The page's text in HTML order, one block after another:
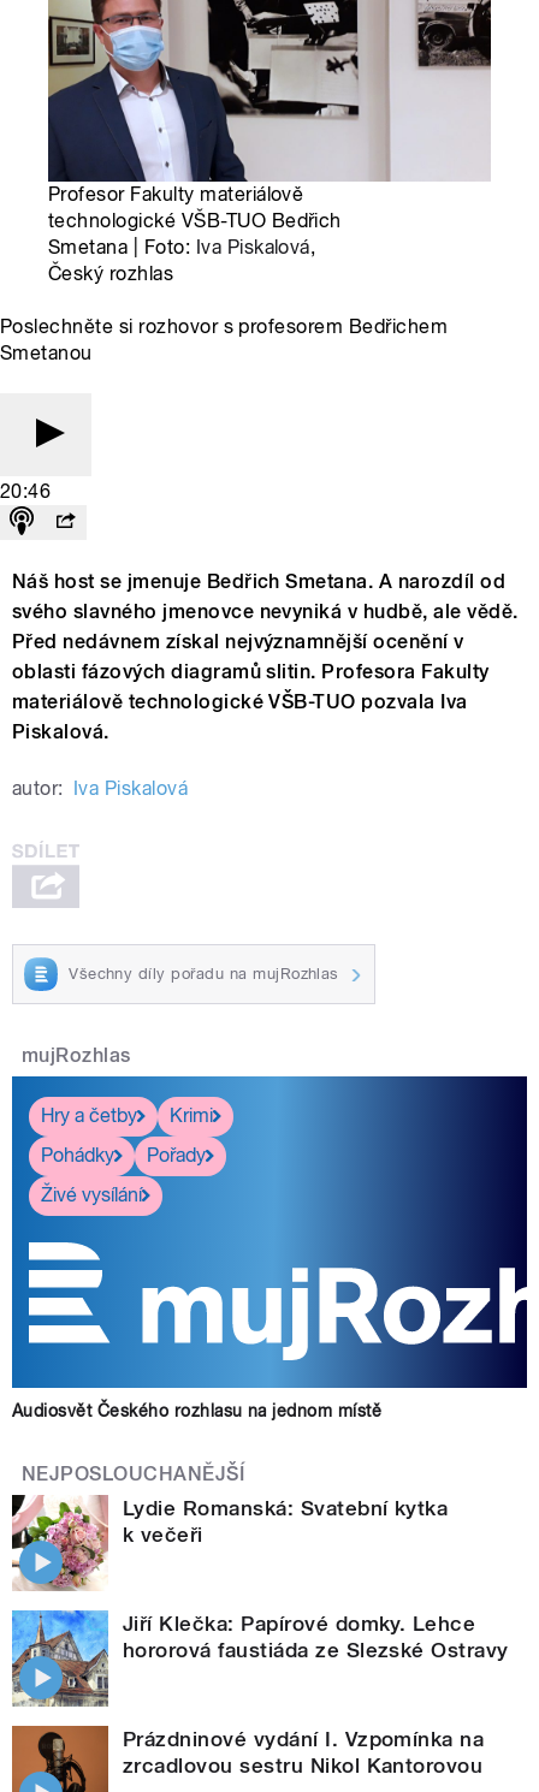
Profesor Fakulty materiálově
technologické VŠB-TUO Bedřich
Smetana | Foto: Iva Piskalová,
Český rozhlas
Poslechněte si rozhovor s profesorem Bedřichem
Smetanou
20:46
Náš host se jmenuje Bedřich Smetana. A narozdíl od
svého slavného jmenovce nevyniká v hudbě, ale vědě.
Před nedávnem získal nejvýznamnější ocenění v
oblasti fázových diagramů slitin. Profesora Fakulty
materiálově technologické VŠB-TUO pozvala Iva
Piskalová.
autor: Iva Piskalová
Všechny díly pořadu na mujRozhlas
mujRozhlas
Hry a četby
Krimi
Pohádky
Pořady
Živé vysílání
Audiosvět Českého rozhlasu na jednom místě
NEJPOSLOUCHANĚJŠÍ
Lydie Romanská: Svatební kytka
k večeři
Jiří Klečka: Papírové domky. Lehce
hororová faustiáda ze Slezské Ostravy
Prázdninové vydání I. Vzpomínka na
zrcadlovou sestru Nikol Kantorovou